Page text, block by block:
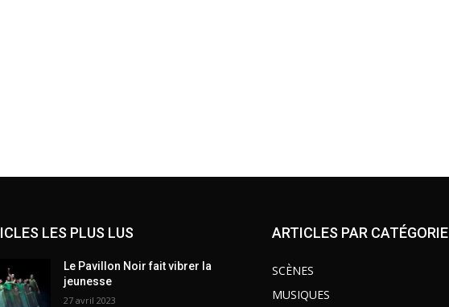
LES PLUS LUS
Le Pavillon Noir fait vibrer la
jeunesse
27 avril 2023
ARTICLES PAR CATÉGORIE
SCÈNES
MUSIQUES